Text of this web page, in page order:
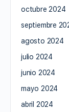
octubre 2024
septiembre
agosto 2024
julio 2024
junio 2024
mayo 2024
abril 2024